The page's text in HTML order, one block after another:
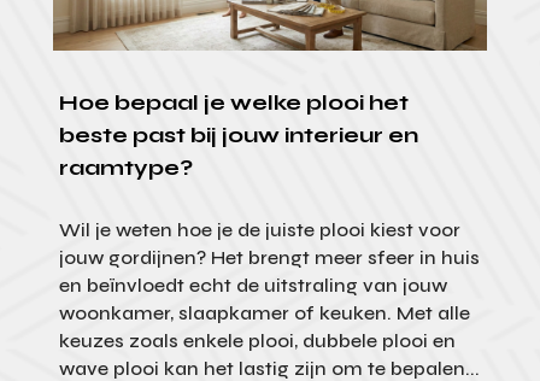
Hoe bepaal je welke plooi het
beste past bij jouw interieur en
raamtype?
Wil je weten hoe je de juiste plooi kiest voor
jouw gordijnen? Het brengt meer sfeer in huis
en beïnvloedt echt de uitstraling van jouw
woonkamer, slaapkamer of keuken. Met alle
keuzes zoals enkele plooi, dubbele plooi en
wave plooi kan het lastig zijn om te bepalen...